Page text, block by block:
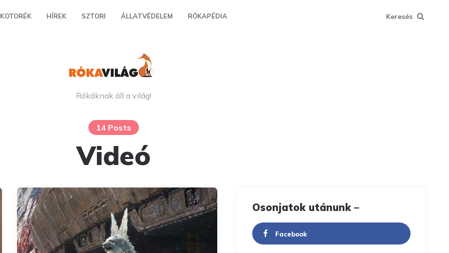
KOTORÉK HÍREK SZTORI ÁLLATVÉDELEM RÓKAPÉDIA Keresés
Rókáknak áll a világ!
14 Posts
Videó
Osonjatok utánunk –
Facebook